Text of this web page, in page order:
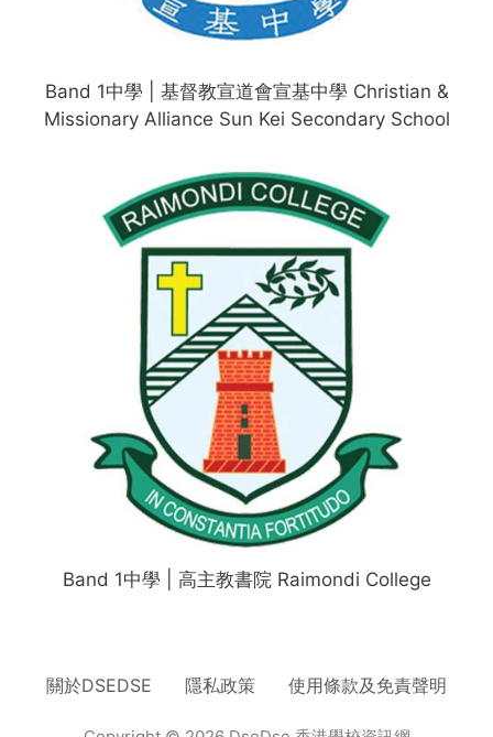
Band 1中學 | 基督教宣道會宣基中學 Christian &
Missionary Alliance Sun Kei Secondary School
Band 1中學 | 高主教書院 Raimondi College
關於DSEDSE 隱私政策 使用條款及免責聲明